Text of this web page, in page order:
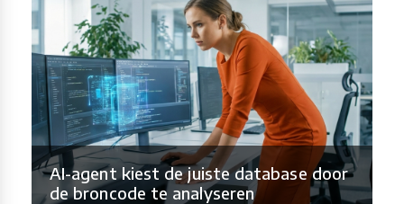
AI-agent kiest de juiste database door
de broncode te analyseren